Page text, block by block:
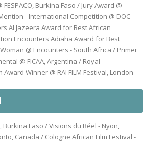
Burkina Faso / Jury Award @
- International Competition @ DOC
Al Jazeera Award for Best African
Encounters Adiaha Award for Best
@ Encounters - South Africa / Primer
@ FICAA, Argentina / Royal
Winner @ RAI FILM Festival, London
Burkina Faso / Visions du Réel - Nyon,
Canada / Cologne African Film Festival -